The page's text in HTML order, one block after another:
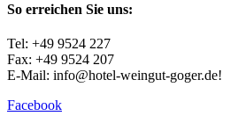
So erreichen Sie uns:
Tel: +49 9524 227
Fax: +49 9524 207
E-Mail: info@hotel-weingut-goger.de!
Facebook